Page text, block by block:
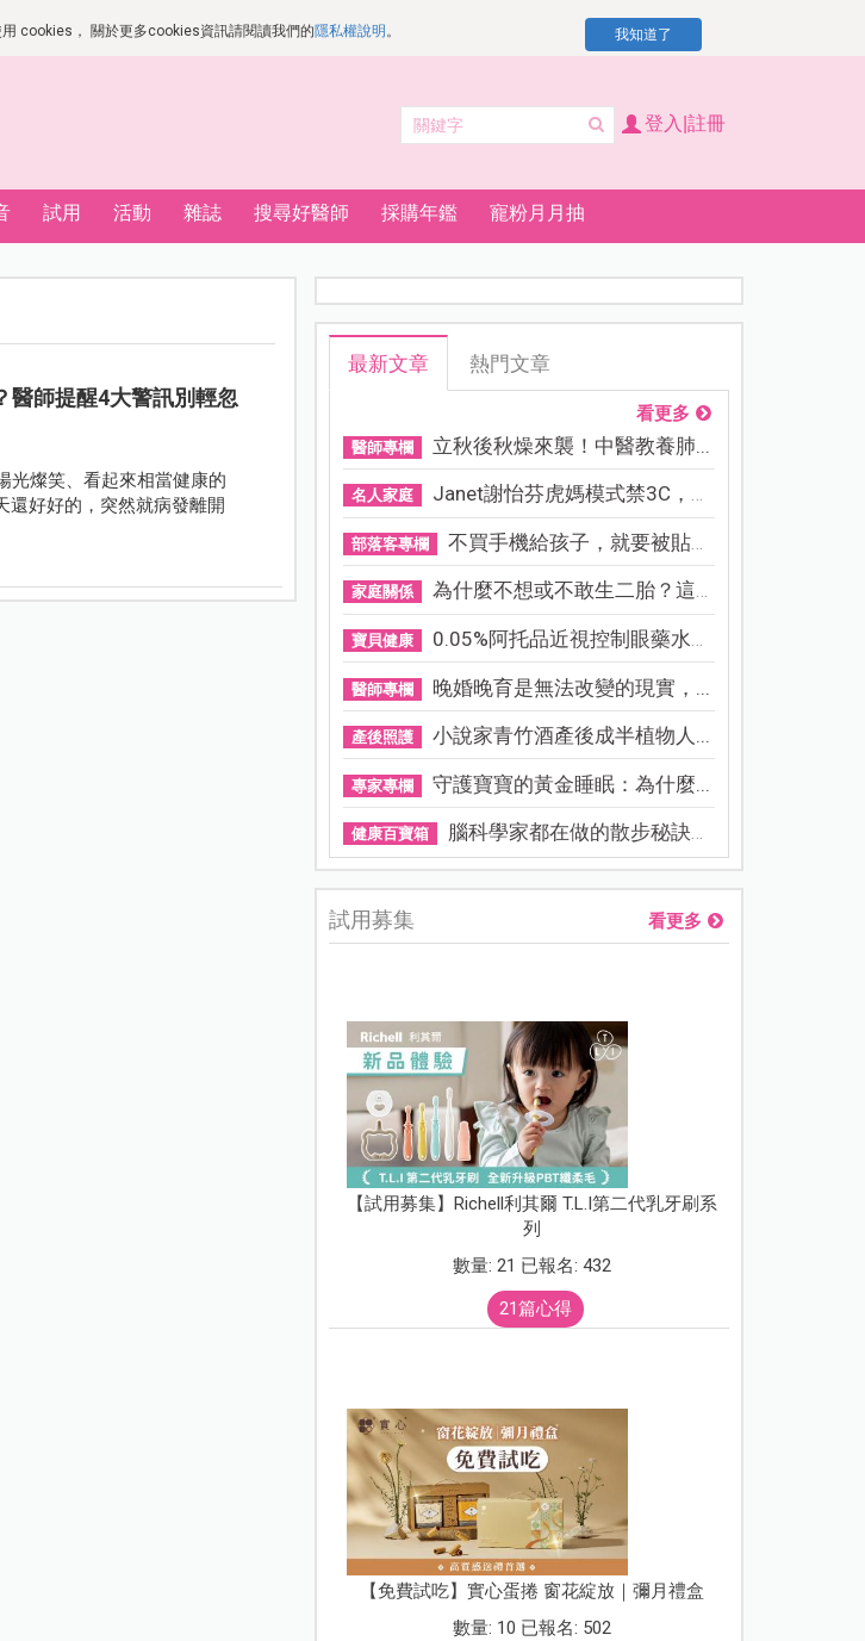
cookies， 關於更多cookies資訊請閱讀我們的隱私權說明 。 我知道了
登入|註冊
試用 活動 雜誌 搜尋好醫師 採購年鑑 寵粉月月抽
醫師提醒4大警訊別輕忽
光燦笑、看起來相當健康的
還好好的，突然就病發離開
最新文章 熱門文章
看更多
醫師專欄 立秋後秋燥來襲！中醫教養肺...
名人家庭 Janet謝怡芬虎媽模式禁3C，看...
部落客專欄 不買手機給孩子，就要被貼「...
家庭關係 為什麼不想或不敢生二胎？這8...
寶貝健康 0.05%阿托品近視控制眼藥水納...
醫師專欄 晚婚晚育是無法改變的現實，...
產後照護 小說家青竹酒產後成半植物人...
專家專欄 守護寶寶的黃金睡眠：為什麼...
健康百寶箱 腦科學家都在做的散步秘訣！...
試用募集 看更多
【試用募集】Richell利其爾 T.L.I第二代乳牙刷系
列
數量: 21 已報名: 432
21篇心得
【免費試吃】實心蛋捲 窗花綻放｜彌月禮盒
數量: 10 已報名: 502